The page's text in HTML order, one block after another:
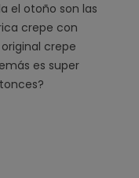
el otoño son las
crepe con
crepe
es super